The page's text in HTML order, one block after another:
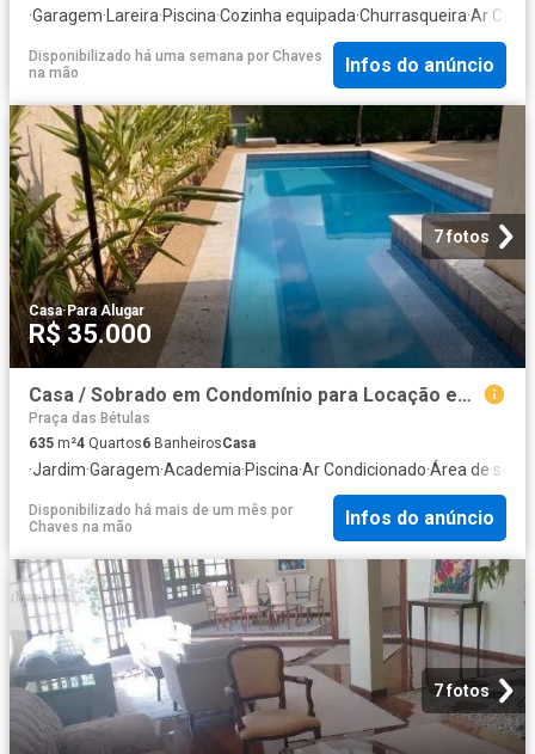
·Garagem·Lareira·Piscina·Cozinha equipada·Churrasqueira·Ar
Disponibilizado há uma semana por Chaves
na mão
Infos do anúncio
7 fotos
Casa·Para Alugar
R$ 35.000
Casa / Sobrado em Condomínio para Locação em Barueri/SP Alphaville Centro Industrial e Empresarial/Alphaville. 4 Quartos
Praça das Bétulas
635 m²4 Quartos6 BanheirosCasa
·Jardim·Garagem·Academia·Piscina·Ar Condicionado·Área de
Disponibilizado há mais de um mês por
Chaves na mão
Infos do anúncio
7 fotos